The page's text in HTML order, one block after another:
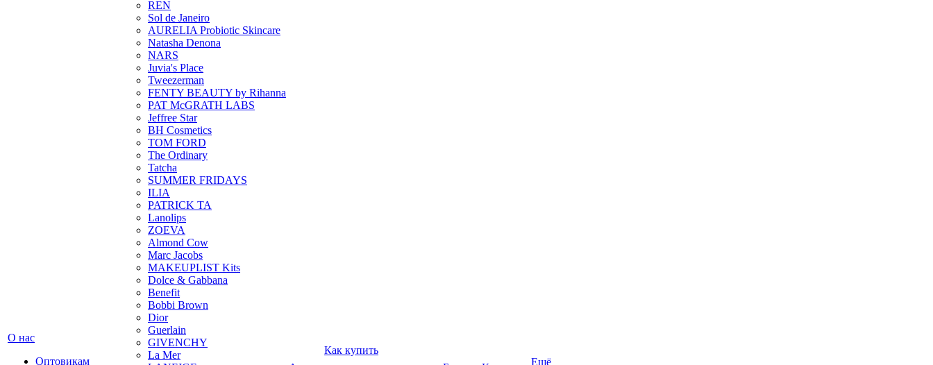
О нас
Оптовикам
REN
Sol de Janeiro
AURELIA Probiotic Skincare
Natasha Denona
NARS
Juvia's Place
Tweezerman
FENTY BEAUTY by Rihanna
PAT McGRATH LABS
Jeffree Star
BH Cosmetics
TOM FORD
The Ordinary
Tatcha
SUMMER FRIDAYS
ILIA
PATRICK TA
Lanolips
ZOEVA
Almond Cow
Marc Jacobs
MAKEUPLIST Kits
Dolce & Gabbana
Benefit
Bobbi Brown
Dior
Guerlain
GIVENCHY
La Mer
Как купить
Ещё